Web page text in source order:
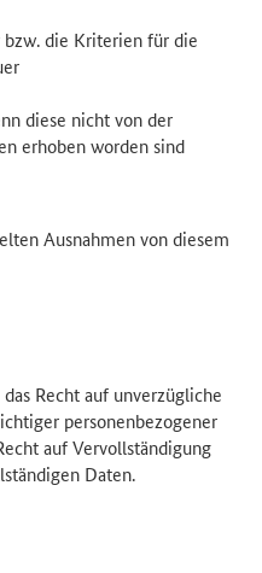
die Kriterien für die
diese nicht von der
erhoben worden sind
Ausnahmen von diesem
Recht auf unverzügliche
personenbezogener
auf Vervollständigung
Daten.